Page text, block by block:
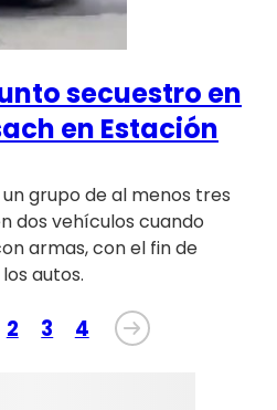
secuestro en
en Estación
grupo de al menos tres
dos vehículos cuando
armas, con el fin de
autos.